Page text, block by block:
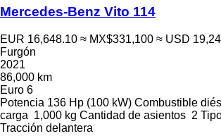
Mercedes-Benz Vito 114
EUR 16,648.10 ≈ MX$331,100 ≈ USD
Furgón
2021
86,000 km
Euro 6
Potencia 136 Hp (100 kW) Combustible
carga 1,000 kg Cantidad de asientos 2
Tracción delantera